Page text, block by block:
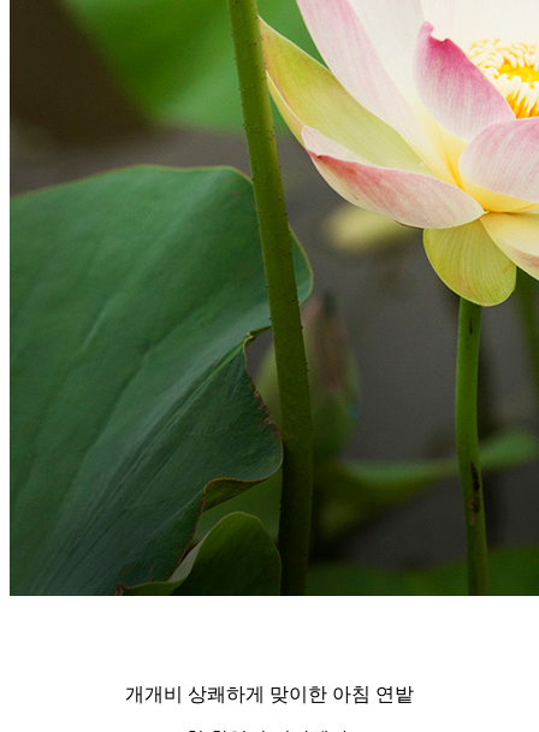
개개비 상쾌하게 맞이한 아침 연밭